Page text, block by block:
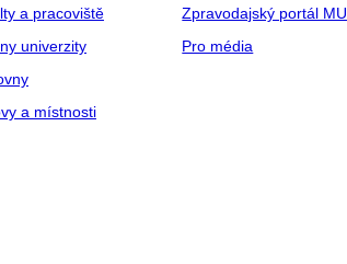
a pracoviště
univerzity
a místnosti
Zpravodajský portál MU
Pro média